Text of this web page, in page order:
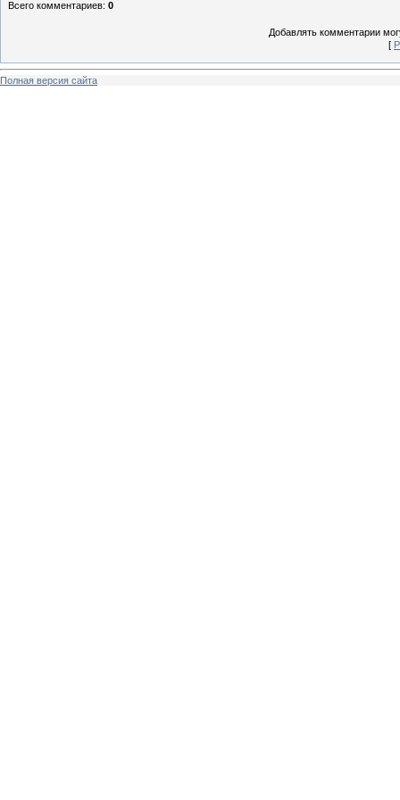
Всего комментариев: 0
Добавлять комментарии
[
Полная версия сайта